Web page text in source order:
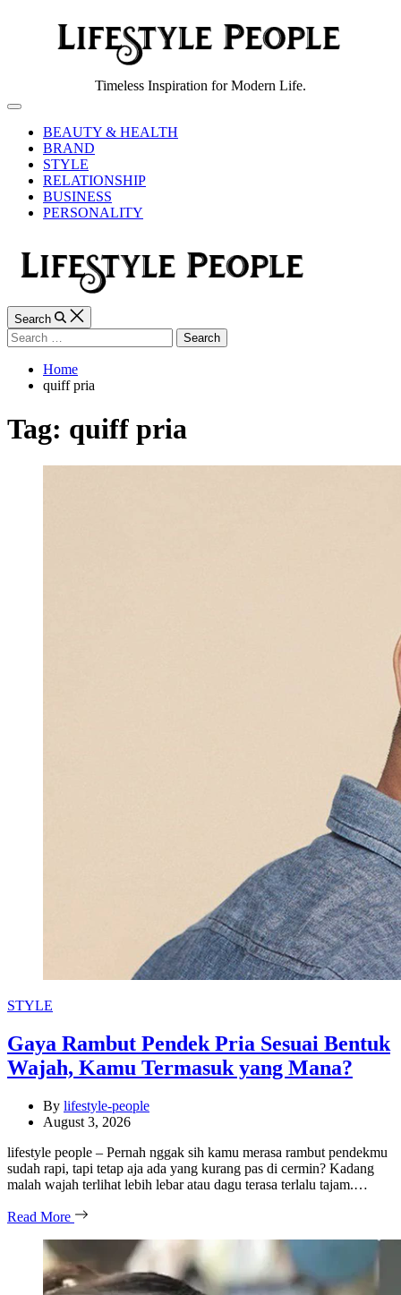
People
Timeless Inspiration for Modern Life.
Off
CanvasBEAUTY & HEALTH
BRAND
STYLE
RELATIONSHIP
BUSINESS
PERSONALITY
Search
Search
for:
Home
quiff pria
Tag: quiff pria
Categories
STYLE
Gaya Rambut Pendek Pria Sesuai Bentuk
Wajah, Kamu Termasuk yang Mana?
By lifestyle-people
August 3, 2026
lifestyle people – Pernah nggak sih kamu merasa rambut pendekmu
sudah rapi, tapi tetap aja ada yang kurang pas di cermin? Kadang
malah wajah terlihat lebih lebar atau dagu terasa terlalu tajam.…
Read More